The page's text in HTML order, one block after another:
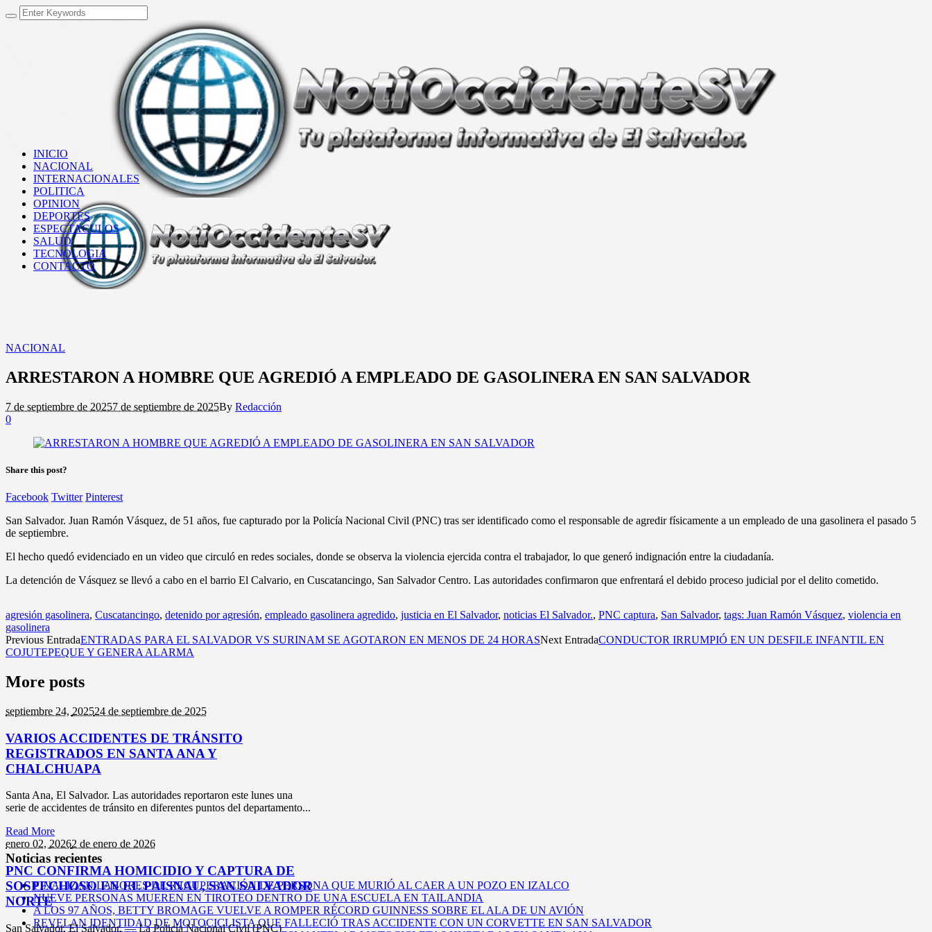
INICIO
NACIONAL
INTERNACIONALES
POLITICA
OPINION
DEPORTES
ESPECTACULOS
SALUD
TECNOLOGIA
CONTACTO
NACIONAL
ARRESTARON A HOMBRE QUE AGREDIÓ A EMPLEADO DE GASOLINERA EN SAN SALVADOR
7 de septiembre de 20257 de septiembre de 2025By Redacción
0
Share this post?
Facebook Twitter Pinterest
San Salvador. Juan Ramón Vásquez, de 51 años, fue capturado por la Policía Nacional Civil (PNC) tras ser identificado como el responsable de agredir físicamente a un empleado de una gasolinera el pasado 5
de septiembre.
El hecho quedó evidenciado en un video que circuló en redes sociales, donde se observa la violencia ejercida contra el trabajador, lo que generó indignación entre la ciudadanía.
La detención de Vásquez se llevó a cabo en el barrio El Calvario, en Cuscatancingo, San Salvador Centro. Las autoridades confirmaron que enfrentará el debido proceso judicial por el delito cometido.
agresión gasolinera, Cuscatancingo, detenido por agresión, empleado gasolinera agredido, justicia en El Salvador, noticias El Salvador., PNC captura, San Salvador, tags: Juan Ramón Vásquez, violencia en
gasolinera
Previous EntradaENTRADAS PARA EL SALVADOR VS SURINAM SE AGOTARON EN MENOS DE 24 HORASNext EntradaCONDUCTOR IRRUMPIÓ EN UN DESFILE INFANTIL EN
COJUTEPEQUE Y GENERA ALARMA
More posts
septiembre 24, 202524 de septiembre de 2025
VARIOS ACCIDENTES DE TRÁNSITO
REGISTRADOS EN SANTA ANA Y
CHALCHUAPA
Santa Ana, El Salvador. Las autoridades reportaron este lunes una
serie de accidentes de tránsito en diferentes puntos del departamento...
Read More
enero 02, 20262 de enero de 2026
PNC CONFIRMA HOMICIDIO Y CAPTURA DE
SOSPECHOSO EN EL PAISNAL, SAN SALVADOR
NORTE
San Salvador, El Salvador. — La Policía Nacional Civil (PNC)
Noticias recientes
FINALIZAN LABORES DE RECUPERACIÓN DE PERSONA QUE MURIÓ AL CAER A UN POZO EN IZALCO
NUEVE PERSONAS MUEREN EN TIROTEO DENTRO DE UNA ESCUELA EN TAILANDIA
A LOS 97 AÑOS, BETTY BROMAGE VUELVE A ROMPER RÉCORD GUINNESS SOBRE EL ALA DE UN AVIÓN
REVELAN IDENTIDAD DE MOTOCICLISTA QUE FALLECIÓ TRAS ACCIDENTE CON UN CORVETTE EN SAN SALVADOR